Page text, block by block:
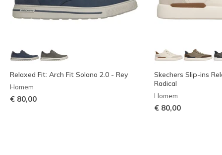
Relaxed Fit: Arch Fit Solano 2.0 - Rey
Homem
€ 80,00
Skechers Slip-ins
Radical
Homem
€ 80,00